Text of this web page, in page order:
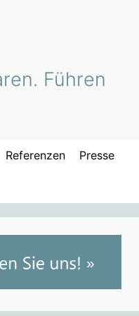
Führen
Referenzen Presse